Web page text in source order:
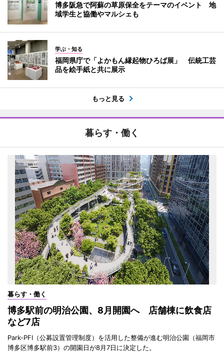
博多阪急で阿蘇の草原保全をテーマのイベント 地
域学生と協働やマルシェも
学ぶ・知る
福岡県庁で「よかもん縁起物ひろば展」 伝統工芸
品を絵手紙と共に展示
もっと見る
暮らす・働く
暮らす・働く
博多駅前の明治公園、8月開園へ 店舗棟に飲食店
など7店
Park-PFI（公募設置管理制度）を活用した整備が進む明治公園（福岡市
博多区博多駅前3）の開園日が8月7日に決定した。